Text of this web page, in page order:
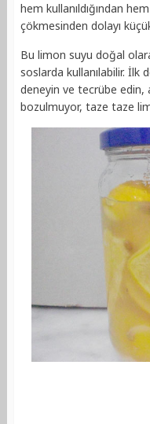
hem kullanıldığından
çökmesinden dolayı
Bu limon suyu doğal
soslarda kullanılabilir. İlk
deneyin ve tecrübe edin,
bozulmuyor, taze taze